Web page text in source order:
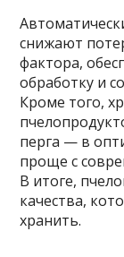
снижают
фактора,
обработку и
Кроме того,
перга — в
проще с
В итоге,
качества,
хранить.